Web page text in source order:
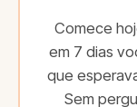
Comece
em 7 dias
que
Sem